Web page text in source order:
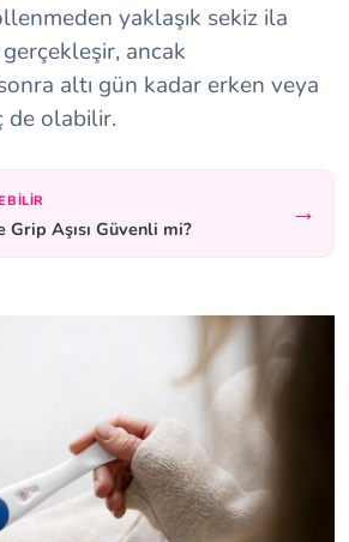
yaklaşık sekiz ila
ancak
altı gün kadar erken veya
de olabilir.
Aşısı Güvenli mi? →